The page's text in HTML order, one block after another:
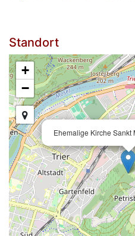
Standort
Ehemalige Kirche Sankt
+
−